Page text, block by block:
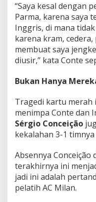
“Saya kesal dengan
Parma, karena saya
Inggris, di mana
karena kram,
membuat saya
diusir,” kata Conte
Bukan Hanya
Tragedi kartu merah
menimpa Conte dan
Sérgio Conceição
kekalahan 3-1 timnya
Absennya
terakhirnya ini
jadi ini adalah
pelatih AC Milan.